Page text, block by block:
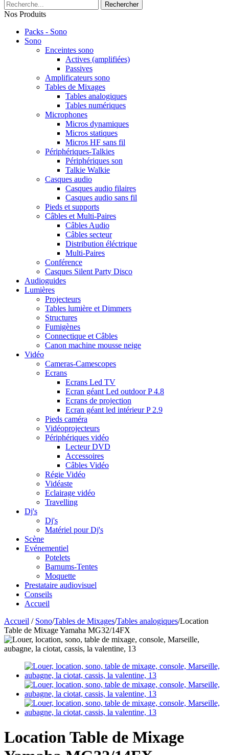
Rechercher
Nos Produits
Packs - Sono
Sono
Enceintes sono
Actives (amplifiées)
Passives
Amplificateurs sono
Tables de Mixages
Tables analogiques
Tables numériques
Microphones
Micros dynamiques
Micros statiques
Micros HF sans fil
Périphériques-Talkies
Périphériques son
Talkie Walkie
Casques audio
Casques audio filaires
Casques audio sans fil
Pieds et supports
Câbles et Multi-Paires
Câbles Audio
Câbles secteur
Distribution éléctrique
Multi-Paires
Conférence
Casques Silent Party Disco
Audioguides
Lumières
Projecteurs
Tables lumière et Dimmers
Structures
Fumigènes
Connectique et Câbles
Canon machine mousse neige
Vidéo
Cameras-Camescopes
Ecrans
Ecrans Led TV
Ecran géant Led outdoor P 4.8
Ecrans de projection
Ecran géant led intérieur P 2.9
Pieds caméra
Vidéoprojecteurs
Périphériques vidéo
Lecteur DVD
Accessoires
Câbles Vidéo
Régie Vidéo
Vidéaste
Eclairage vidéo
Travelling
Dj's
Dj's
Matériel pour Dj's
Scène
Evénementiel
Potelets
Barnums-Tentes
Moquette
Prestataire audiovisuel
Conseils
Accueil
Accueil / Sono/Tables de Mixages/Tables analogiques/Location
Table de Mixage Yamaha MG32/14FX
Location Table de Mixage